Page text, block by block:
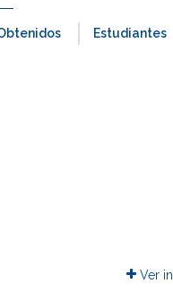
Estudiantes
Ver